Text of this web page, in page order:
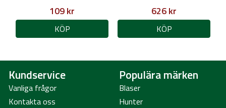
109 kr
KÖP
626 kr
KÖP
Kundservice
Vanliga frågor
Kontakta oss
Populära märken
Blaser
Hunter